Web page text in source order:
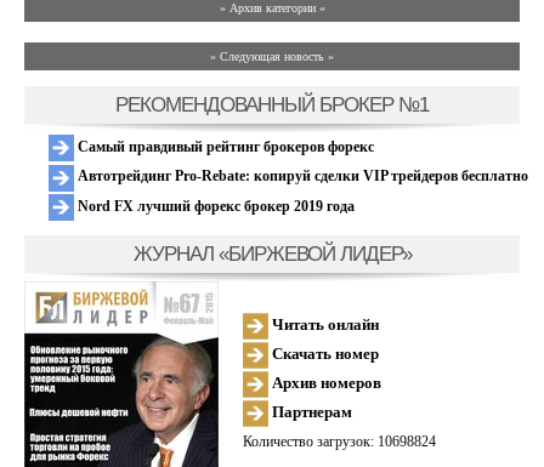
» Архив категории «
» Следующая новость »
РЕКОМЕНДОВАННЫЙ БРОКЕР №1
Самый правдивый рейтинг брокеров форекс
Автотрейдинг Pro-Rebate: копируй сделки VIP трейдеров бесплатно
Nord FX лучший форекс брокер 2019 года
ЖУРНАЛ «БИРЖЕВОЙ ЛИДЕР»
Читать онлайн
Скачать номер
Архив номеров
Партнерам
Количество загрузок: 10698824